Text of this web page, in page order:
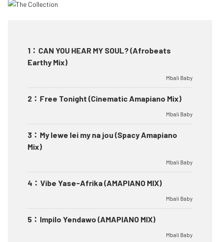
1 ： CAN YOU HEAR MY SOUL? (Afrobeats
Earthy Mix)
Mbali Baby
2 ： Free Tonight (Cinematic Amapiano Mix)
Mbali Baby
3 ： My lewe lei my na jou (Spacy Amapiano
Mix)
Mbali Baby
4 ： Vibe Yase-Afrika (AMAPIANO MIX)
Mbali Baby
5 ： Impilo Yendawo (AMAPIANO MIX)
Mbali Baby